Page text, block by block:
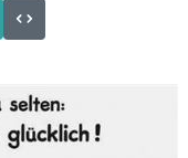
Code